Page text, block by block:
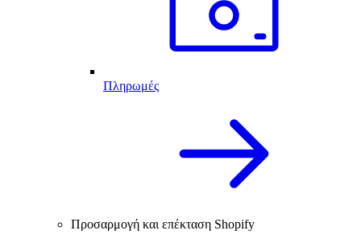
Πληρωμές
Προσαρμογή και επέκταση Shopify